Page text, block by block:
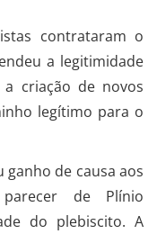
contrataram o
a legitimidade
criação de novos
legítimo para o
ganho de causa aos
de Plínio
do plebiscito. A